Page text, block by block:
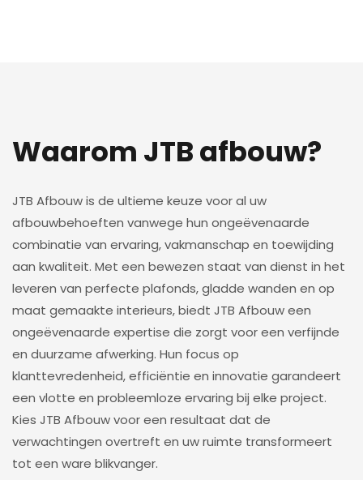
Waarom JTB afbouw?
JTB Afbouw is de ultieme keuze voor al uw
afbouwbehoeften vanwege hun ongeëvenaarde
combinatie van ervaring, vakmanschap en toewijding
aan kwaliteit. Met een bewezen staat van dienst in het
leveren van perfecte plafonds, gladde wanden en op
maat gemaakte interieurs, biedt JTB Afbouw een
ongeëvenaarde expertise die zorgt voor een verfijnde
en duurzame afwerking. Hun focus op
klanttevredenheid, efficiëntie en innovatie garandeert
een vlotte en probleemloze ervaring bij elke project.
Kies JTB Afbouw voor een resultaat dat de
verwachtingen overtreft en uw ruimte transformeert
tot een ware blikvanger.